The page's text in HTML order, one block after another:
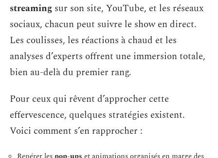
streaming sur son site, YouTube, et les réseaux
sociaux, chacun peut suivre le show en direct.
Les coulisses, les réactions à chaud et les
analyses d’experts offrent une immersion totale,
bien au-delà du premier rang.
Pour ceux qui rêvent d’approcher cette
effervescence, quelques stratégies existent.
Voici comment s’en rapprocher :